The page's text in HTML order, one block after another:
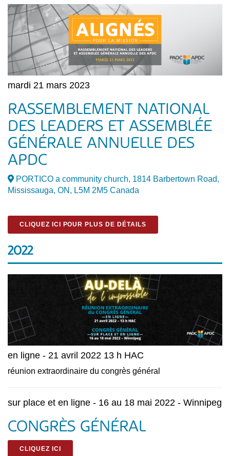
mardi 21 mars 2023
RASSEMBLEMENT NATIONAL
DES LEADERS ET ASSEMBLÉE
GÉNÉRALE ANNUELLE DES
APDC
PORTICO a community church, 1814 Barbertown Road,
Mississauga, ON, L5M 2M5 Canada
CLIQUEZ ICI POUR PLUS DE DÉTAILS
2022
en ligne - 21 avril 2022 13 h HAC
réunion extraordinaire du congrès général
sur place et en ligne - 16 au 18 mai 2022 - Winnipeg
CONGRÈS GÉNÉRAL
CLIQUEZ ICI